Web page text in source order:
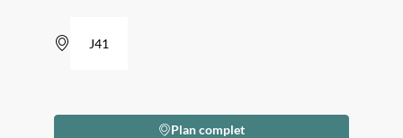
J41
Plan complet